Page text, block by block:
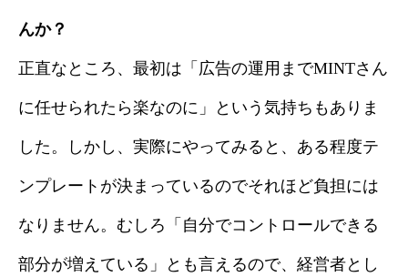
んか？
正直なところ、最初は「広告の運用までMINTさん
に任せられたら楽なのに」という気持ちもありま
した。しかし、実際にやってみると、ある程度テ
ンプレートが決まっているのでそれほど負担には
なりません。むしろ「自分でコントロールできる
部分が増えている」とも言えるので、経営者とし